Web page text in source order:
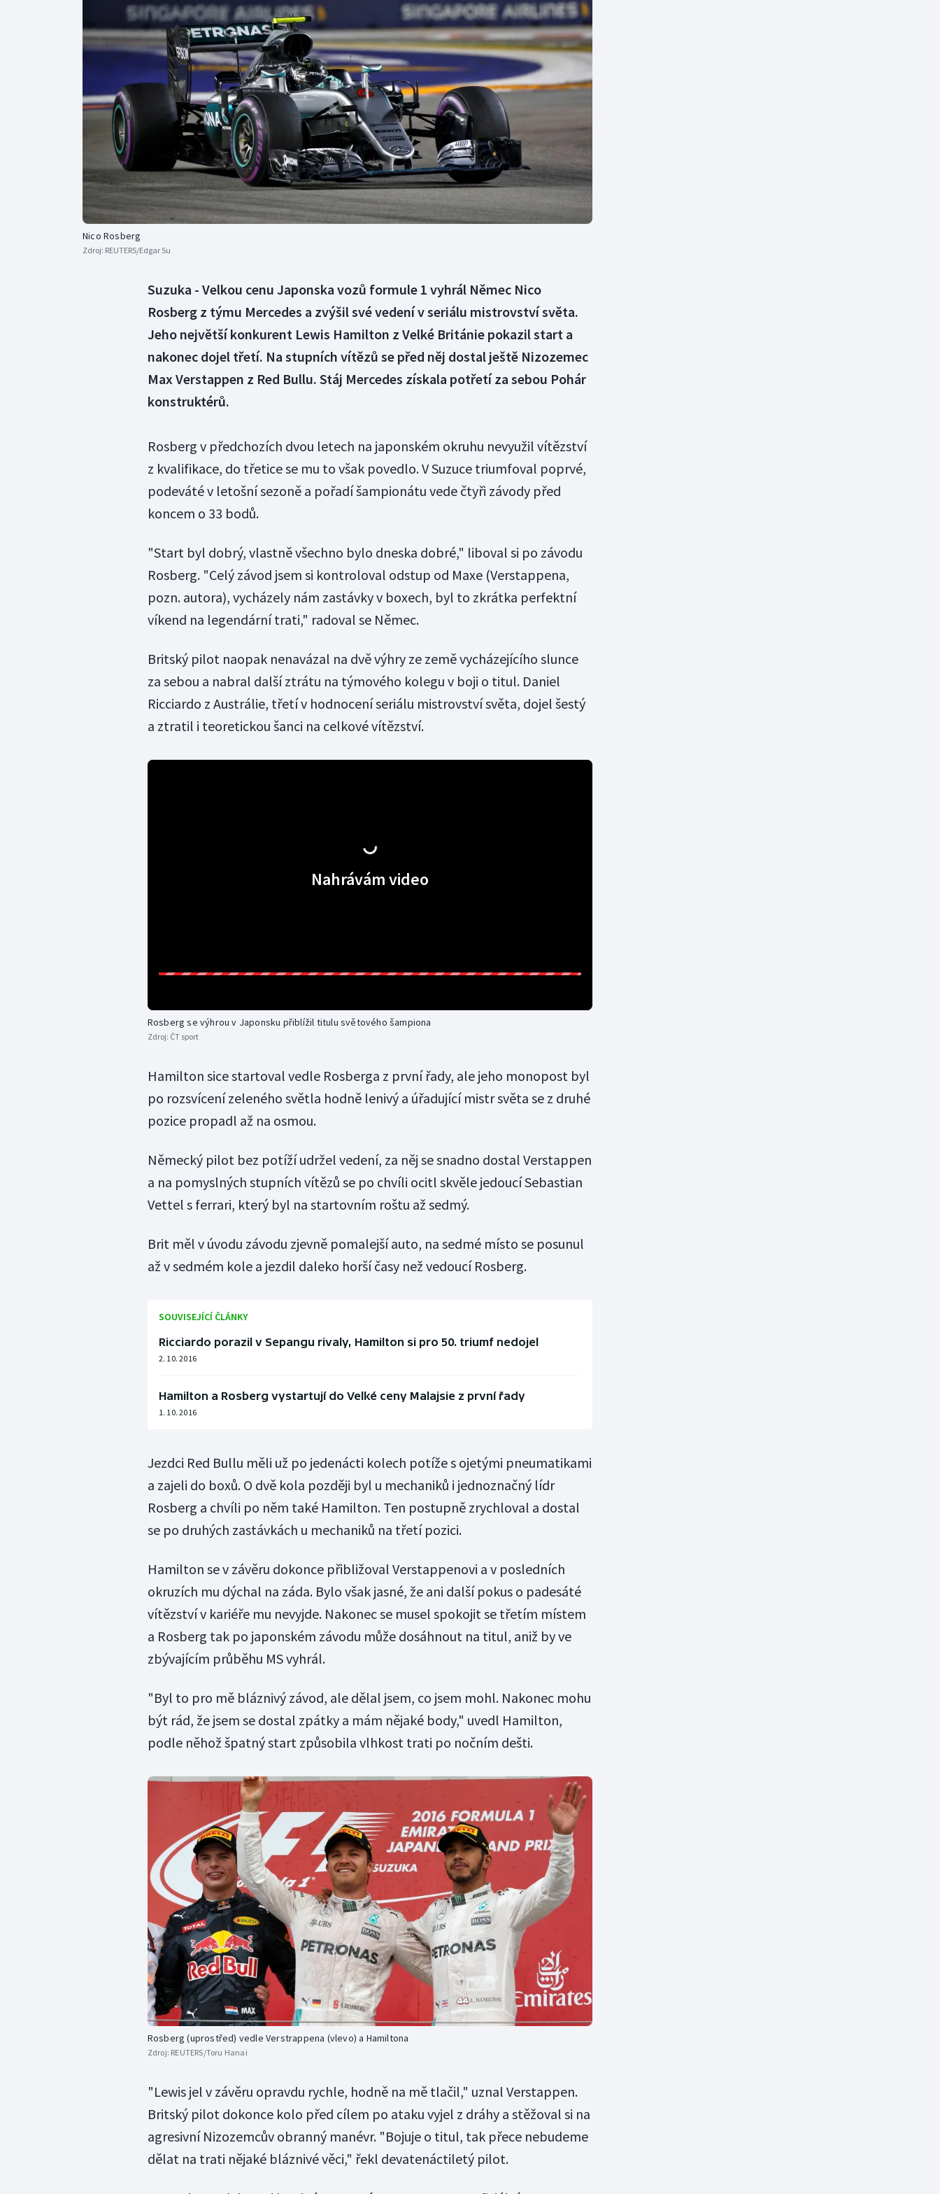
Curling
Dostihy
Florbal
Futsal
Golf
Gymnastika
Moderní pětiboj
Motorsport
Olympijské hry
Parasport
Plavání
Plážový volejbal
Triatlon
Veslování
Vodní slalom
Ostatní
Nico Rosberg
Zdroj: REUTERS/Edgar Su
Suzuka - Velkou cenu Japonska vozů formule 1 vyhrál Němec Nico
Rosberg z týmu Mercedes a zvýšil své vedení v seriálu mistrovství světa.
Jeho největší konkurent Lewis Hamilton z Velké Británie pokazil start a
nakonec dojel třetí. Na stupních vítězů se před něj dostal ještě Nizozemec
Max Verstappen z Red Bullu. Stáj Mercedes získala potřetí za sebou Pohár
konstruktérů.
Rosberg v předchozích dvou letech na japonském okruhu nevyužil vítězství
z kvalifikace, do třetice se mu to však povedlo. V Suzuce triumfoval poprvé,
podeváté v letošní sezoně a pořadí šampionátu vede čtyři závody před
koncem o 33 bodů.
"Start byl dobrý, vlastně všechno bylo dneska dobré," liboval si po závodu
Rosberg. "Celý závod jsem si kontroloval odstup od Maxe (Verstappena,
pozn. autora), vycházely nám zastávky v boxech, byl to zkrátka perfektní
víkend na legendární trati," radoval se Němec.
Britský pilot naopak nenavázal na dvě výhry ze země vycházejícího slunce
za sebou a nabral další ztrátu na týmového kolegu v boji o titul. Daniel
Ricciardo z Austrálie, třetí v hodnocení seriálu mistrovství světa, dojel šestý
a ztratil i teoretickou šanci na celkové vítězství.
Nahrávám video
Rosberg se výhrou v Japonsku přiblížil titulu světového šampiona
Zdroj: ČT sport
Hamilton sice startoval vedle Rosberga z první řady, ale jeho monopost byl
po rozsvícení zeleného světla hodně lenivý a úřadující mistr světa se z druhé
pozice propadl až na osmou.
Německý pilot bez potíží udržel vedení, za něj se snadno dostal Verstappen
a na pomyslných stupních vítězů se po chvíli ocitl skvěle jedoucí Sebastian
Vettel s ferrari, který byl na startovním roštu až sedmý.
Brit měl v úvodu závodu zjevně pomalejší auto, na sedmé místo se posunul
až v sedmém kole a jezdil daleko horší časy než vedoucí Rosberg.
SOUVISEJÍCÍ ČLÁNKY
Ricciardo porazil v Sepangu rivaly, Hamilton si pro 50. triumf nedojel
2. 10. 2016
Hamilton a Rosberg vystartují do Velké ceny Malajsie z první řady
1. 10. 2016
Jezdci Red Bullu měli už po jedenácti kolech potíže s ojetými pneumatikami
a zajeli do boxů. O dvě kola později byl u mechaniků i jednoznačný lídr
Rosberg a chvíli po něm také Hamilton. Ten postupně zrychloval a dostal
se po druhých zastávkách u mechaniků na třetí pozici.
Hamilton se v závěru dokonce přibližoval Verstappenovi a v posledních
okruzích mu dýchal na záda. Bylo však jasné, že ani další pokus o padesáté
vítězství v kariéře mu nevyjde. Nakonec se musel spokojit se třetím místem
a Rosberg tak po japonském závodu může dosáhnout na titul, aniž by ve
zbývajícím průběhu MS vyhrál.
"Byl to pro mě bláznivý závod, ale dělal jsem, co jsem mohl. Nakonec mohu
být rád, že jsem se dostal zpátky a mám nějaké body," uvedl Hamilton,
podle něhož špatný start způsobila vlhkost trati po nočním dešti.
Rosberg (uprostřed) vedle Verstrappena (vlevo) a Hamiltona
Zdroj: REUTERS/Toru Hanai
"Lewis jel v závěru opravdu rychle, hodně na mě tlačil," uznal Verstappen.
Britský pilot dokonce kolo před cílem po ataku vyjel z dráhy a stěžoval si na
agresivní Nizozemcův obranný manévr. "Bojuje o titul, tak přece nebudeme
dělat na trati nějaké bláznivé věci," řekl devatenáctiletý pilot.